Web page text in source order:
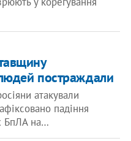
постраждали
атакували
падіння
БпЛА на…